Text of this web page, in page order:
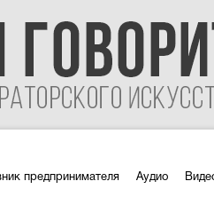
предпринимателя Аудио